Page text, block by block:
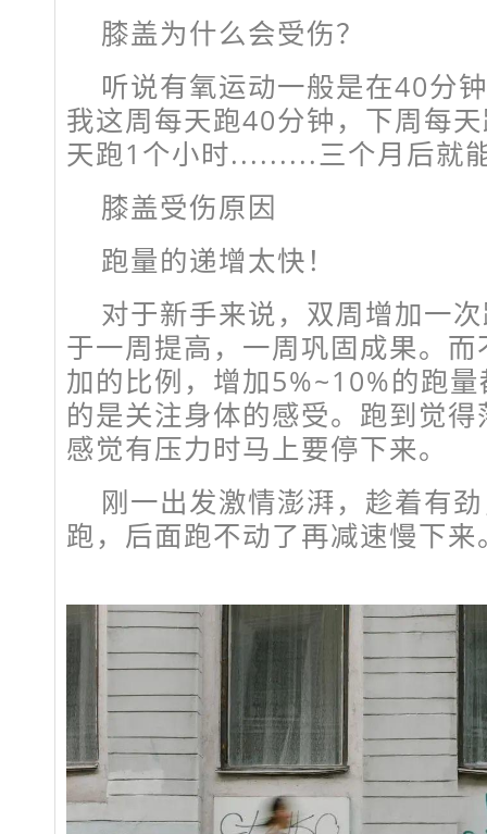
膝盖为什么会受伤？
听说有氧运动一般是在40分
我这周每天跑40分钟，下周每
天跑1个小时.........三个月后就
膝盖受伤原因
跑量的递增太快！
对于新手来说，双周增加一
于一周提高，一周巩固成果。
加的比例，增加5%~10%的跑
的是关注身体的感受。跑到觉
感觉有压力时马上要停下来。
刚一出发激情澎湃，趁着有
跑，后面跑不动了再减速慢下来